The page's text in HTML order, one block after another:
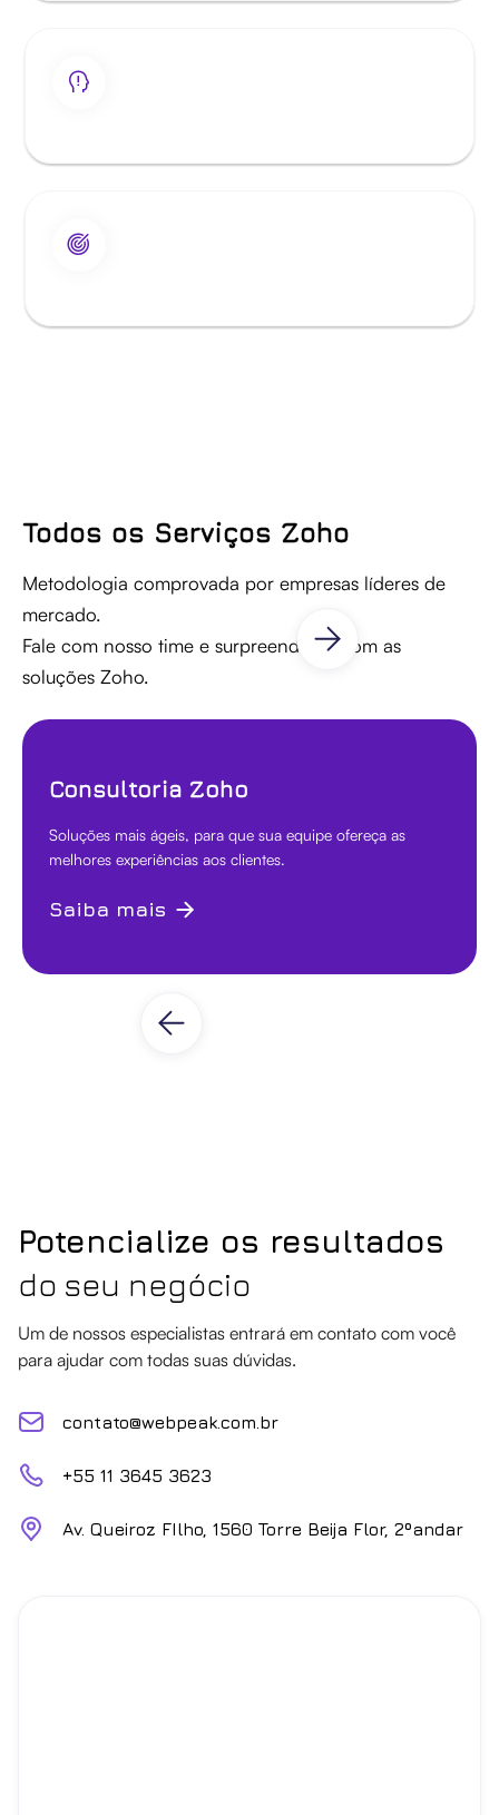
Todos os Serviços Zoho
Metodologia comprovada por empresas líderes de
mercado.
Fale com nosso time e surpreenda-se com as
soluções Zoho.
Consultoria Zoho
Soluções mais ágeis, para que sua equipe ofereça as
melhores experiências aos clientes.
Saiba mais
Potencialize os resultados
do seu negócio
Um de nossos especialistas entrará em contato com você
para ajudar com todas suas dúvidas.
contato@webpeak.com.br
+55 11 3645 3623
Av. Queiroz FIlho, 1560 Torre Beija Flor, 2ºandar